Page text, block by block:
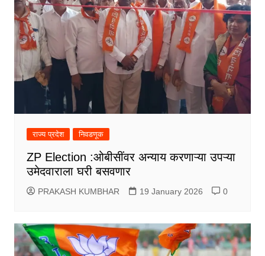
राज्य प्रदेश निवडणूक
ZP Election :ओबीसींवर अन्याय करणाऱ्या उपऱ्या
उमेदवाराला घरी बसवणार
PRAKASH KUMBHAR 19 January 2026 0